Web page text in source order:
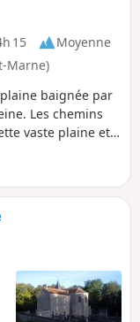
15
Moyenne
Marne)
baignée par
Les chemins
vaste plaine et